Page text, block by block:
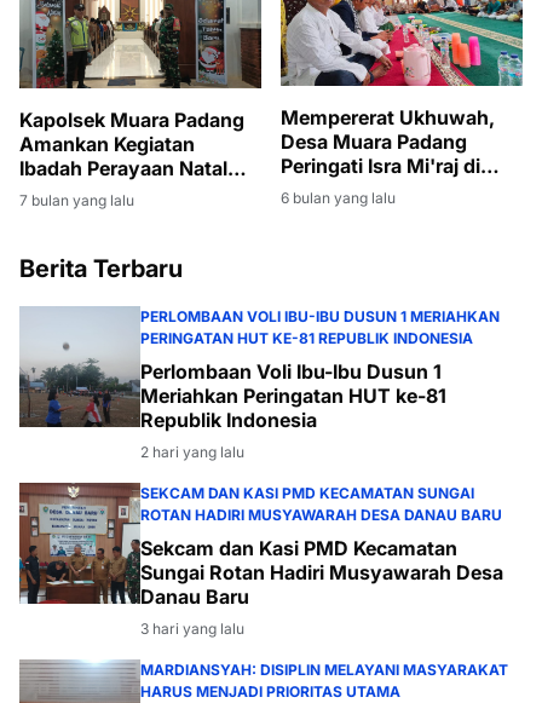
Kapolsek Muara Padang
Amankan Kegiatan
Ibadah Perayaan Natal
Tahun 2025
7 bulan yang lalu
Mempererat Ukhuwah,
Desa Muara Padang
Peringati Isra Mi'raj di
Masjid Nur Istiqomah
6 bulan yang lalu
Berita Terbaru
PERLOMBAAN VOLI IBU-IBU DUSUN 1 MERIAHKAN
PERINGATAN HUT KE-81 REPUBLIK INDONESIA
Perlombaan Voli Ibu-Ibu Dusun 1
Meriahkan Peringatan HUT ke-81
Republik Indonesia
2 hari yang lalu
SEKCAM DAN KASI PMD KECAMATAN SUNGAI
ROTAN HADIRI MUSYAWARAH DESA DANAU BARU
Sekcam dan Kasi PMD Kecamatan
Sungai Rotan Hadiri Musyawarah Desa
Danau Baru
3 hari yang lalu
MARDIANSYAH: DISIPLIN MELAYANI MASYARAKAT
HARUS MENJADI PRIORITAS UTAMA